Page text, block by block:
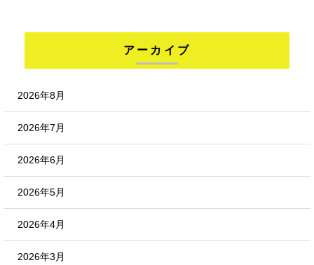
アーカイブ
2026年8月
2026年7月
2026年6月
2026年5月
2026年4月
2026年3月